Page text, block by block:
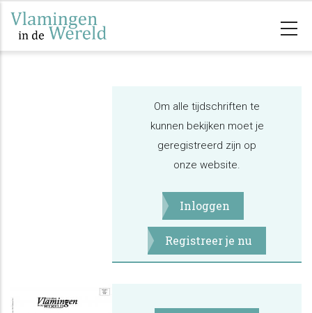
Overslaan
naar
Om alle tijdschriften te
kunnen bekijken moet je
geregistreerd zijn op
onze website.
Inloggen
Registreer je nu